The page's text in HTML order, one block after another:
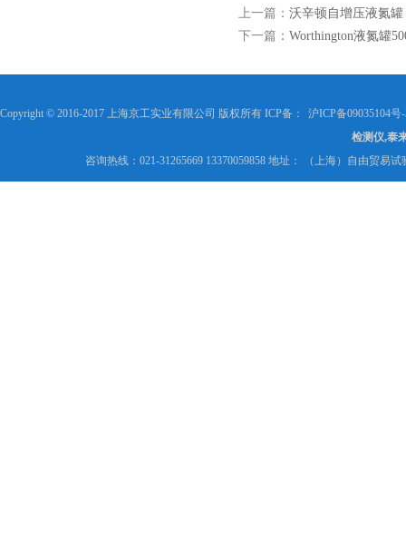
上一篇： 沃辛顿自增压液氮罐
下一篇： Worthington液氮罐
Copyright © 2016-2017 上海京工实业有限公司 版权所有 ICP备：
沪ICP备09035104号
检测仪,泰
咨询热线：021-31265669 13370059858 地址： （上海）自由贸易